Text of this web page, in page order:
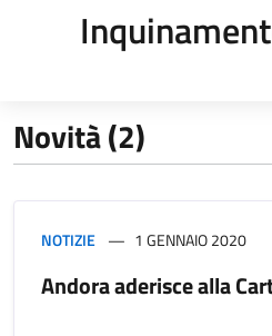
Novità (2)
NOTIZIE 1 GENNAIO 2020
Andora aderisce alla